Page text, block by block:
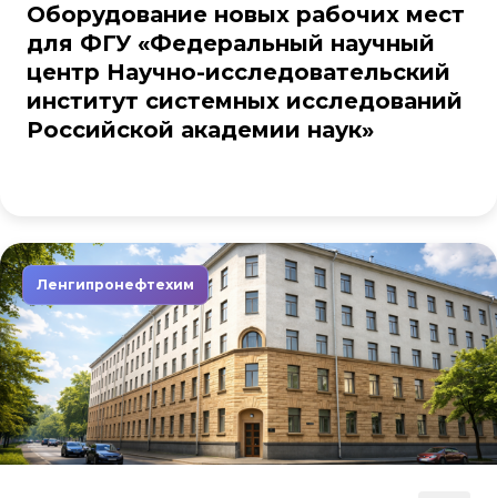
Оборудование новых рабочих мест
для ФГУ «Федеральный научный
центр Научно-исследовательский
институт системных исследований
Российской академии наук»
Ленгипронефтехим